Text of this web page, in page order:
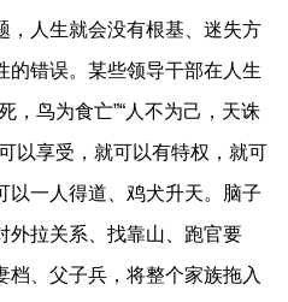
，人生就会没有根基、迷失方
的错误。某些领导干部在人生
，鸟为食亡”“人不为己，天诛
以享受，就可以有特权，就可
以一人得道、鸡犬升天。脑子
外拉关系、找靠山、跑官要
、父子兵，将整个家族拖入